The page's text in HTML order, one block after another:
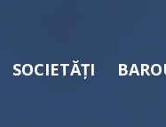
SOCIETĂȚI